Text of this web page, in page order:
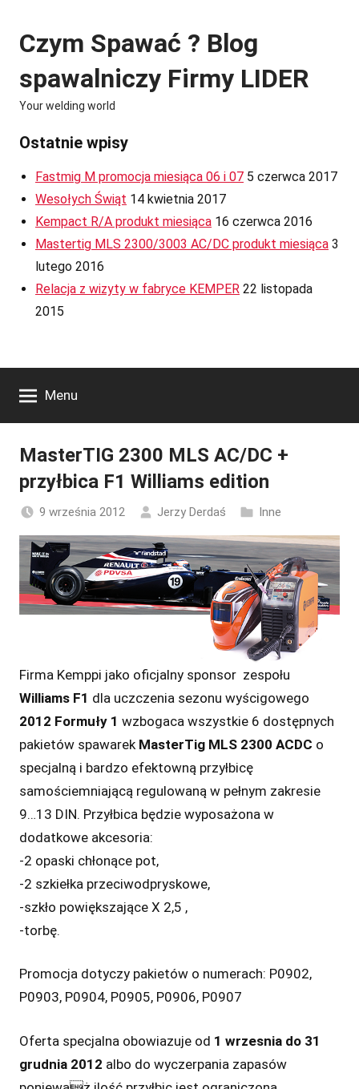
content
Czym Spawać ? Blog
spawalniczy Firmy LIDER
Your welding world
Ostatnie wpisy
Fastmig M promocja miesiąca 06 i 07 5 czerwca 2017
Wesołych Świąt 14 kwietnia 2017
Kempact R/A produkt miesiąca 16 czerwca 2016
Mastertig MLS 2300/3003 AC/DC produkt miesiąca 3
lutego 2016
Relacja z wizyty w fabryce KEMPER 22 listopada
2015
Menu
MasterTIG 2300 MLS AC/DC +
przyłbica F1 Williams edition
9 września 2012 Jerzy Derdaś Inne
Firma Kemppi jako oficjalny sponsor zespołu
Williams F1 dla uczczenia sezonu wyścigowego
2012 Formuły 1 wzbogaca wszystkie 6 dostępnych
pakietów spawarek MasterTig MLS 2300 ACDC o
specjalną i bardzo efektowną przyłbicę
samościemniającą regulowaną w pełnym zakresie
9…13 DIN. Przyłbica będzie wyposażona w
dodatkowe akcesoria:
-2 opaski chłonące pot,
-2 szkiełka przeciwodpryskowe,
-szkło powiększające X 2,5 ,
-torbę.
Promocja dotyczy pakietów o numerach: P0902,
P0903, P0904, P0905, P0906, P0907
Oferta specjalna obowiazuje od 1 wrzesnia do 31
grudnia 2012 albo do wyczerpania zapasów